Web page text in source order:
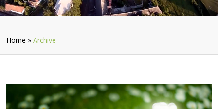
Home »Archive